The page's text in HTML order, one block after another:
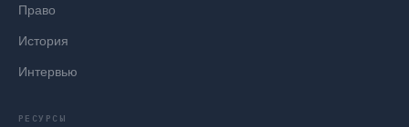
Право
История
Интервью
РЕСУРСЫ